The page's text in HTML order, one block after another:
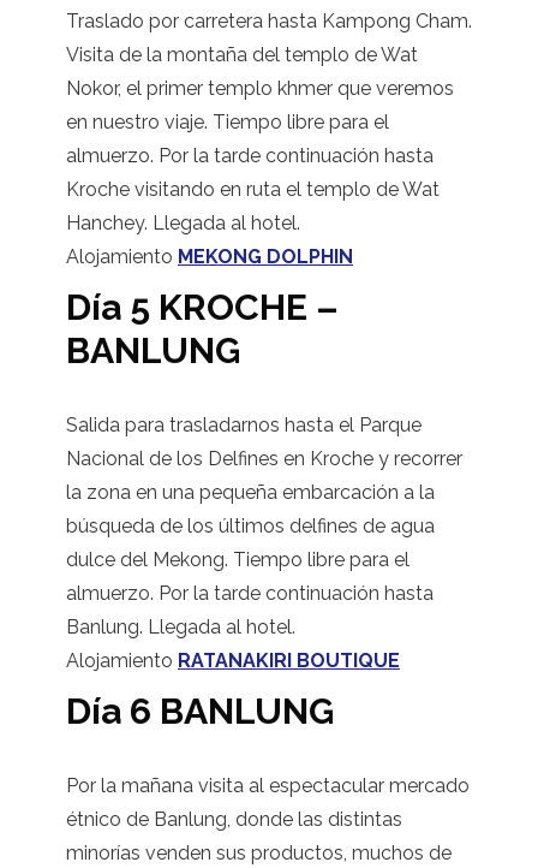
Traslado por carretera hasta Kampong Cham.
Visita de la montaña del templo de Wat
Nokor, el primer templo khmer que veremos
en nuestro viaje. Tiempo libre para el
almuerzo. Por la tarde continuación hasta
Kroche visitando en ruta el templo de Wat
Hanchey. Llegada al hotel.
Alojamiento MEKONG DOLPHIN
Día 5 KROCHE –
BANLUNG
Salida para trasladarnos hasta el Parque
Nacional de los Delfines en Kroche y recorrer
la zona en una pequeña embarcación a la
búsqueda de los últimos delfines de agua
dulce del Mekong. Tiempo libre para el
almuerzo. Por la tarde continuación hasta
Banlung. Llegada al hotel.
Alojamiento RATANAKIRI BOUTIQUE
Día 6 BANLUNG
Por la mañana visita al espectacular mercado
étnico de Banlung, donde las distintas
minorías venden sus productos, muchos de